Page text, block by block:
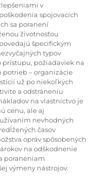
v
spojovacích
sa poranení
životnosťou
špecifickým
typov
prístupu, požiadaviek na
– organizácie
už po niekoľkých
a odstráneniu
na vlastníctvo je
cenu, ale aj
nevhodných
časov
opráv spôsobených
na odškodnenie
poraneniam
výmeny nástrojov.